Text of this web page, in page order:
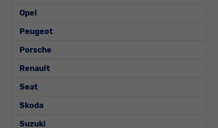
Opel
Peugeot
Porsche
Renault
Seat
Skoda
Suzuki